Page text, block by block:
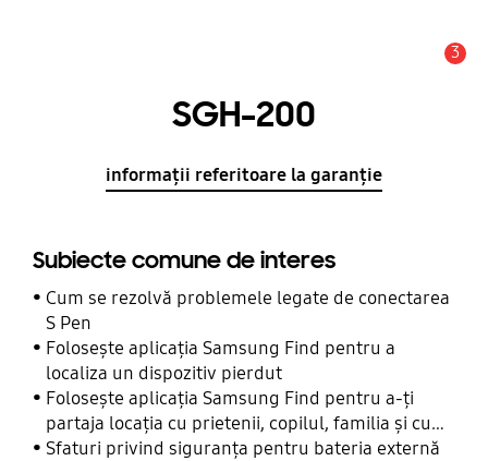
3
SGH-200
informații referitoare la garanție
Subiecte comune de interes
Cum se rezolvă problemele legate de conectarea
S Pen
Folosește aplicația Samsung Find pentru a
localiza un dispozitiv pierdut
Folosește aplicația Samsung Find pentru a-ți
partaja locația cu prietenii, copilul, familia și cu
alte contacte
Sfaturi privind siguranța pentru bateria externă